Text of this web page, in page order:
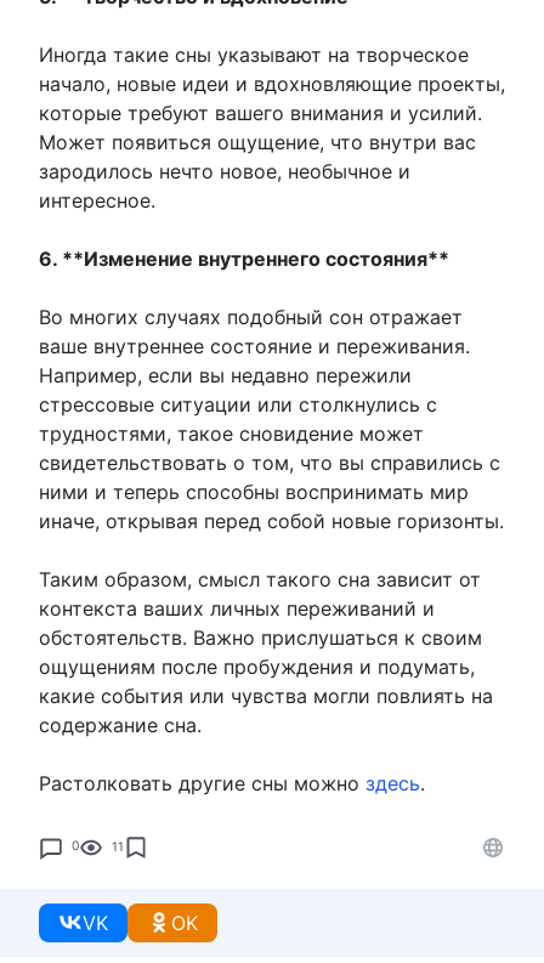
Иногда такие сны указывают на творческое
начало, новые идеи и вдохновляющие проекты,
которые требуют вашего внимания и усилий.
Может появиться ощущение, что внутри вас
зародилось нечто новое, необычное и
интересное.
6. **Изменение внутреннего состояния**
Во многих случаях подобный сон отражает
ваше внутреннее состояние и переживания.
Например, если вы недавно пережили
стрессовые ситуации или столкнулись с
трудностями, такое сновидение может
свидетельствовать о том, что вы справились с
ними и теперь способны воспринимать мир
иначе, открывая перед собой новые горизонты.
Таким образом, смысл такого сна зависит от
контекста ваших личных переживаний и
обстоятельств. Важно прислушаться к своим
ощущениям после пробуждения и подумать,
какие события или чувства могли повлиять на
содержание сна.
Растолковать другие сны можно здесь.
0 11
VK OK